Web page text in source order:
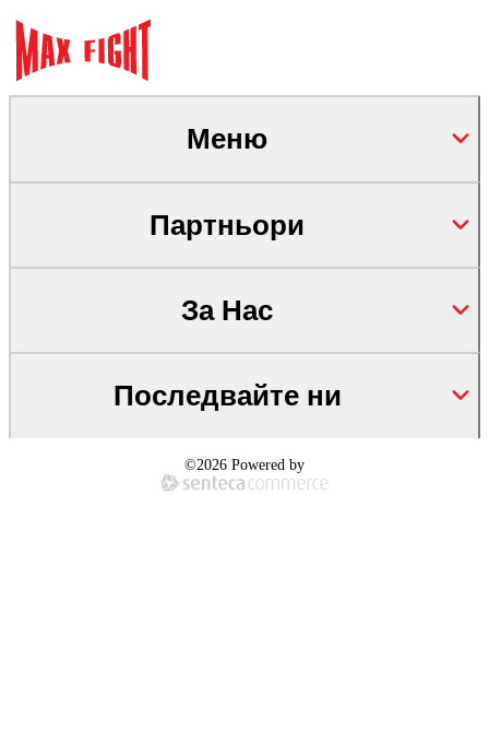
Меню
Партньори
За Нас
Последвайте ни
©2026 Powered by